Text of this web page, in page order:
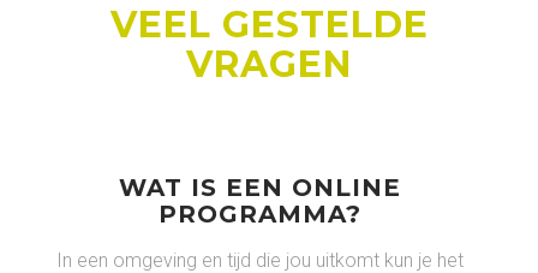
VEEL GESTELDE
VRAGEN
WAT IS EEN ONLINE
PROGRAMMA?
In een omgeving en tijd die jou uitkomt kun je het